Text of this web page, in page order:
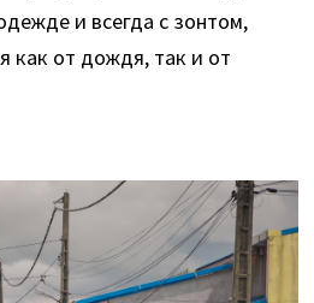
и всегда с зонтом,
как от дождя, так и от